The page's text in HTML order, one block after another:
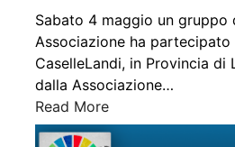
Sabato 4 maggio un gruppo
Associazione ha partecipato
CaselleLandi, in Provincia di
dalla Associazione…
Read More